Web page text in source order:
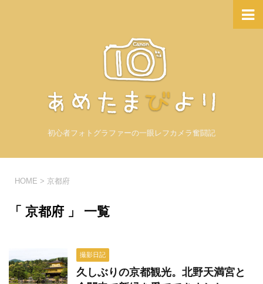
初心者フォトグラファーの一眼レフカメラ奮闘記
HOME > 京都府
「 京都府 」 一覧
撮影日記
久しぶりの京都観光。北野天満宮と